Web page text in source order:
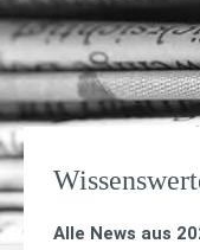
Alle News aus